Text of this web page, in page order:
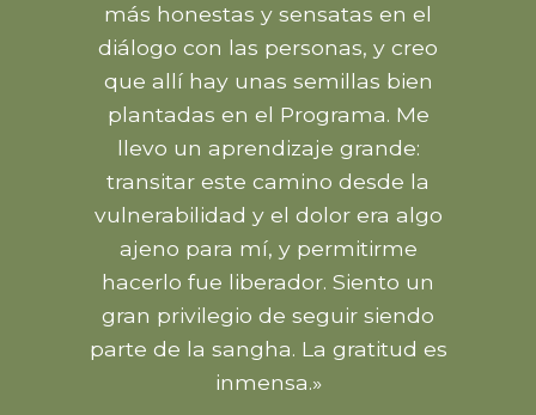
más honestas y sensatas en el
diálogo con las personas, y creo
que allí hay unas semillas bien
plantadas en el Programa. Me
llevo un aprendizaje grande:
transitar este camino desde la
vulnerabilidad y el dolor era algo
ajeno para mí, y permitirme
hacerlo fue liberador. Siento un
gran privilegio de seguir siendo
parte de la sangha. La gratitud es
inmensa.»